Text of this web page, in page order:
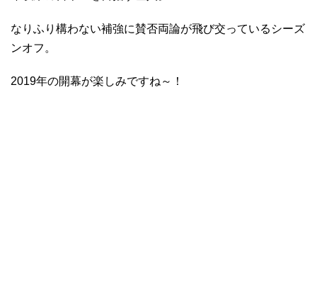
なりふり構わない補強に賛否両論が飛び交っているシーズ
ンオフ。
2019年の開幕が楽しみですね～！